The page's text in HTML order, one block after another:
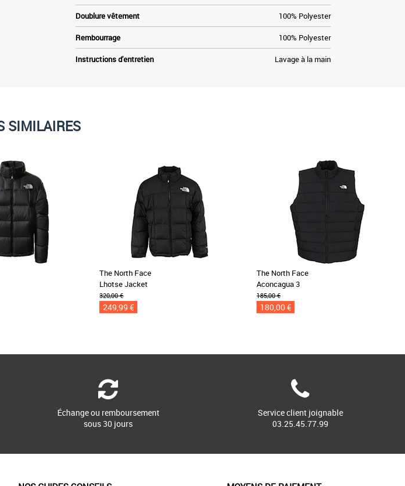
Doublure vêtement 100% Polyester
Rembourrage 100% Polyester
Instructions d'entretien Lavage à la main
SIMILAIRES
The North Face
Lhotse Jacket
320,00 €
249,99 €
The North Face
Aconcagua 3
185,00 €
180,00 €
Échange ou remboursement
sous 30 jours
Service client joignable
03.25.45.77.99